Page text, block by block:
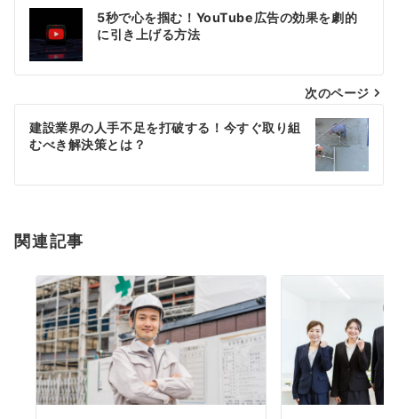
投
稿
ナ
ビ
ゲ
シ
ン
5秒で心を掴む！YouTube広告の効果を劇的
に引き上げる方法
次のページ
建設業界の人手不足を打破する！今すぐ取り組
むべき解決策とは？
関連記事